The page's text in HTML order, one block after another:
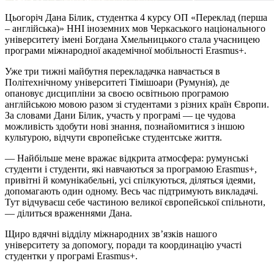
Цьогоріч Дана Білик, студентка 4 курсу ОП «Переклад (перша
– англійська)» ННІ іноземних мов Черкаського національного
університету імені Богдана Хмельницького стала учасницею
програми міжнародної академічної мобільності Erasmus+.
Уже три тижні майбутня перекладачка навчається в
Політехнічному університеті Тімішоари (Румунія), де
опановує дисципліни за своєю освітньою програмою
англійською мовою разом зі студентами з різних країн Європи.
За словами Дани Білик, участь у програмі — це чудова
можливість здобути нові знання, познайомитися з іншою
культурою, відчути європейське студентське життя.
— Найбільше мене вражає відкрита атмосфера: румунські
студенти і студенти, які навчаються за програмою Erasmus+,
привітні й комунікабельні, усі спілкуються, діляться ідеями,
допомагають один одному. Весь час підтримують викладачі.
Тут відчуваєш себе частиною великої європейської спільноти,
— ділиться враженнями Дана.
Щиро вдячні відділу міжнародних зв’язків нашого
університету за допомогу, поради та координацію участі
студентки у програмі Erasmus+.